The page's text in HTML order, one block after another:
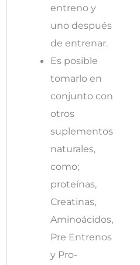
entreno y
uno después
de entrenar.
Es posible
tomarlo en
conjunto con
otros
suplementos
naturales,
como;
proteínas,
Creatinas,
Aminoácidos,
Pre Entrenos
y Pro-